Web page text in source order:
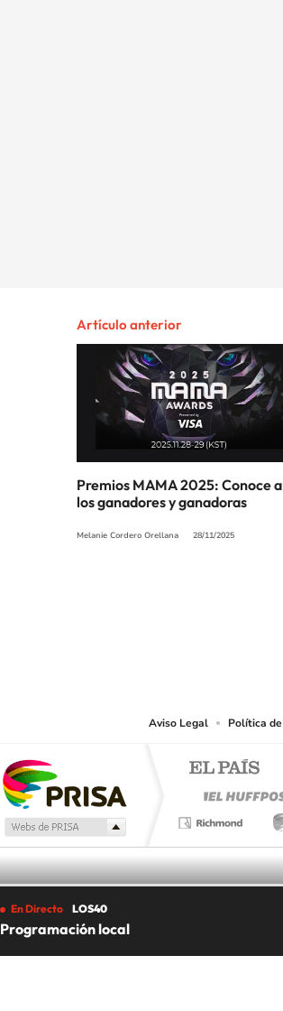
Artículo anterior
Premios MAMA 2025: Conoce a
los ganadores y ganadoras
Melanie Cordero Orellana 28/11/2025
Aviso Legal Política
En Directo LOS40
Programación local